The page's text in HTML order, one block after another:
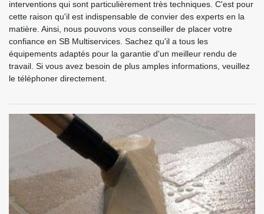
interventions qui sont particulièrement très techniques. C'est pour
cette raison qu'il est indispensable de convier des experts en la
matière. Ainsi, nous pouvons vous conseiller de placer votre
confiance en SB Multiservices. Sachez qu'il a tous les
équipements adaptés pour la garantie d'un meilleur rendu de
travail. Si vous avez besoin de plus amples informations, veuillez
le téléphoner directement.